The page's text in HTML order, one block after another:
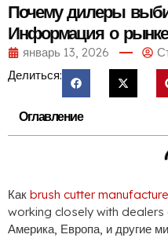
Почему дилеры
Информация о рынке
январь 13, 2026
Делиться:
Оглавление
Как brush cutter
working closely with
Америка, Европа, и другие